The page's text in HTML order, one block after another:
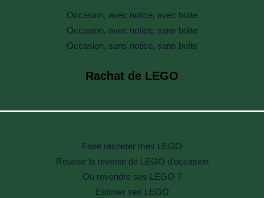
Occasion, avec notice, avec boîte
Occasion, avec notice, sans boîte
Occasion, sans notice, sans boîte
Rachat de LEGO
Faire racheter mes LEGO
Réussir la revente de LEGO d’occasion
Où revendre ses LEGO ?
Estimer ses LEGO